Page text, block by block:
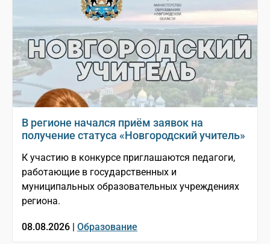
В регионе начался приём заявок на
получение статуса «Новгородский учитель»
К участию в конкурсе приглашаются педагоги,
работающие в государственных и
муниципальных образовательных учреждениях
региона.
08.08.2026 | Образование